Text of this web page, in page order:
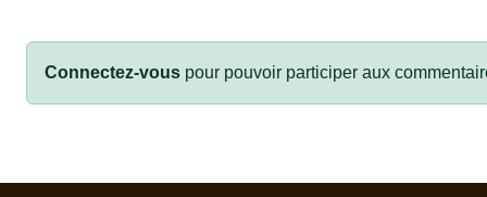
Connectez-vous pour pouvoir participer aux